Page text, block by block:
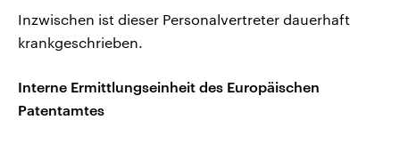
Inzwischen ist dieser Personalvertreter dauerhaft
krankgeschrieben.
Interne Ermittlungseinheit des Europäischen
Patentamtes